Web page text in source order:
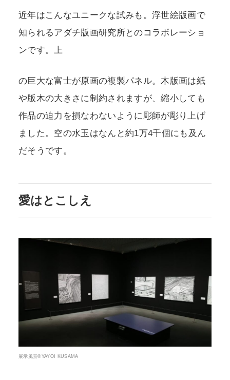
近年はこんなユニークな試みも。浮世絵版画で
知られるアダチ版画研究所とのコラボレーショ
ンです。上
の巨大な富士が原画の複製パネル。木版画は紙
や版木の大きさに制約されますが、縮小しても
作品の迫力を損なわないように彫師が彫り上げ
ました。空の水玉はなんと約1万4千個にも及ん
だそうです。
愛はとこしえ
展示風景©YAYOI KUSAMA